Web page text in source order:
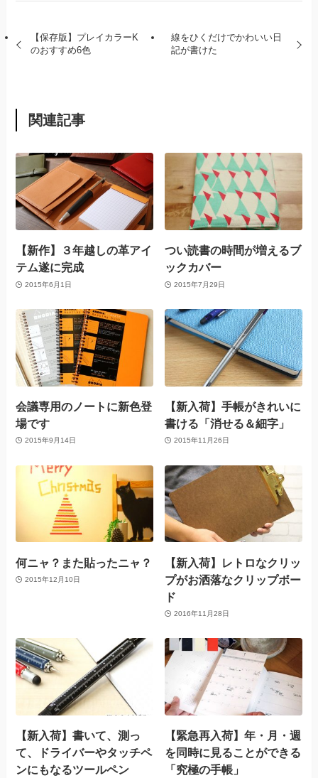
【保存版】プレイカラーK
のおすすめ6色
線をひくだけでかわいい日
記が書けた
関連記事
【新作】３年越しの革アイ
テム遂に完成
2015年6月1日
つい読書の時間が増えるブ
ックカバー
2015年7月29日
会議専用のノートに新色登
場です
2015年9月14日
【新入荷】手帳がきれいに
書ける「消せる＆細字」
2015年11月26日
何ニャ？また貼ったニャ？
2015年12月10日
【新入荷】レトロなクリッ
プがお洒落なクリップボー
ド
2016年11月28日
【新入荷】書いて、測っ
て、ドライバーやタッチペ
ンにもなるツールペン
【緊急再入荷】年・月・週
を同時に見ることができる
「究極の手帳」